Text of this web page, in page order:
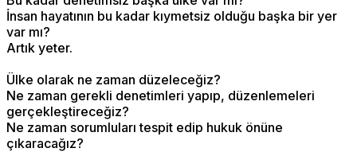
İnsan hayatının bu kadar kıymetsiz olduğu başka bir yer
var mı?
Artık yeter.
Ülke olarak ne zaman düzeleceğiz?
Ne zaman gerekli denetimleri yapıp, düzenlemeleri
gerçekleştireceğiz?
Ne zaman sorumluları tespit edip hukuk önüne
çıkaracağız?